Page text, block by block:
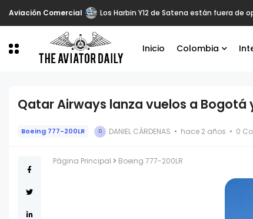
Aviación Comercial Los Harbin Y12 de Satena están fuera de
Inicio Colombia
Qatar Airways lanza vuelos a
Boeing 777-200LR D DANIEL CÁRDENAS hace 2 años 0
Página Principal Boeing 777-200LR